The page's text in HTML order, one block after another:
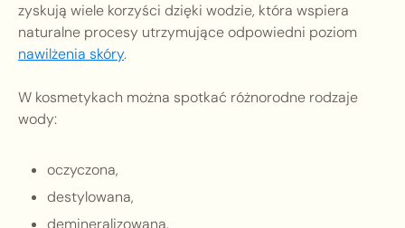
zyskują wiele korzyści dzięki wodzie, która wspiera
naturalne procesy utrzymujące odpowiedni poziom
nawilżenia skóry.
W kosmetykach można spotkać różnorodne rodzaje
wody:
oczyczona,
destylowana,
demineralizowana.